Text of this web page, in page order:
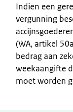
Indien een
vergunning
(WA, artikel
bedrag aan
weekaangifte
moet worden